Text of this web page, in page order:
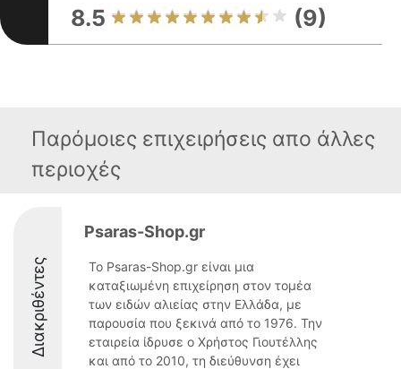
8.5 (9)
Παρόμοιες επιχειρήσεις απο άλλες
περιοχές
Διακριθέντες
Psaras-Shop.gr
Το Psaras-Shop.gr είναι μια
καταξιωμένη επιχείρηση στον τομέα
των ειδών αλιείας στην Ελλάδα, με
παρουσία που ξεκινά από το 1976. Την
εταιρεία ίδρυσε ο Χρήστος Γιουτέλλης
και από το 2010, τη διεύθυνση έχει